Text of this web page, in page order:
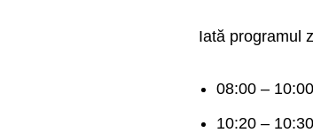
Iată programul
08:00 –
10:20 –